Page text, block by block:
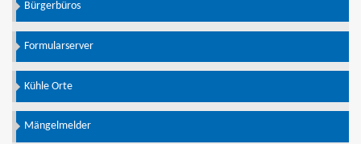
Bürgerbüros
Formularserver
Kühle Orte
Mängelmelder